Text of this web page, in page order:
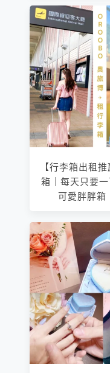
【行李箱出租
箱｜每天只要
可愛胖胖箱